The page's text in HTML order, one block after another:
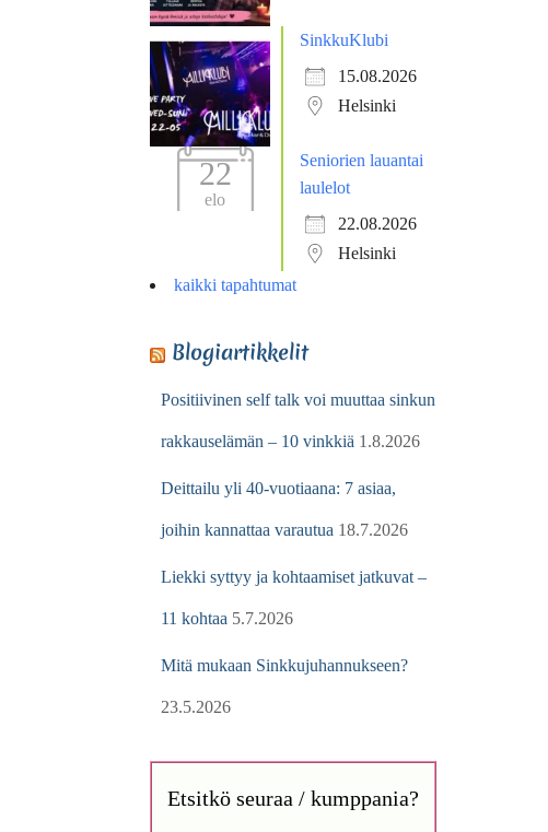
SinkkuKlubi
15.08.2026
Helsinki
22
elo
Seniorien lauantai
laulelot
22.08.2026
Helsinki
kaikki tapahtumat
Blogiartikkelit
Positiivinen self talk voi muuttaa sinkun
rakkauselämän – 10 vinkkiä 1.8.2026
Deittailu yli 40-vuotiaana: 7 asiaa,
joihin kannattaa varautua 18.7.2026
Liekki syttyy ja kohtaamiset jatkuvat –
11 kohtaa 5.7.2026
Mitä mukaan Sinkkujuhannukseen?
23.5.2026
Etsitkö seuraa / kumppania?